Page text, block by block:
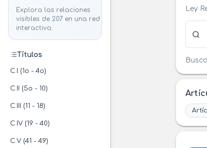
Explora las relaciones
visibles de 207 en una red
interactiva.
Títulos
C.I (1o - 4o)
C.II (5o - 10)
C.III (11 - 18)
C.IV (19 - 40)
C.V (41 - 49)
Ley